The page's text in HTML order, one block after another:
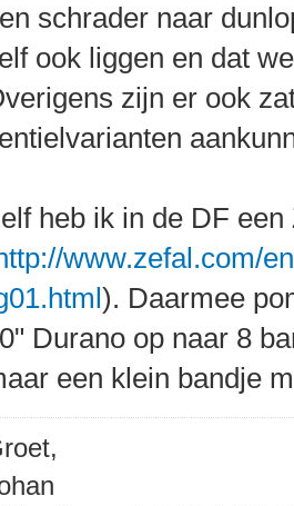
schrader naar
ook liggen en dat
zijn er ook
heb ik in de DF
www.zefal.com/
). Daarmee
Durano op naar 8
een klein bandje